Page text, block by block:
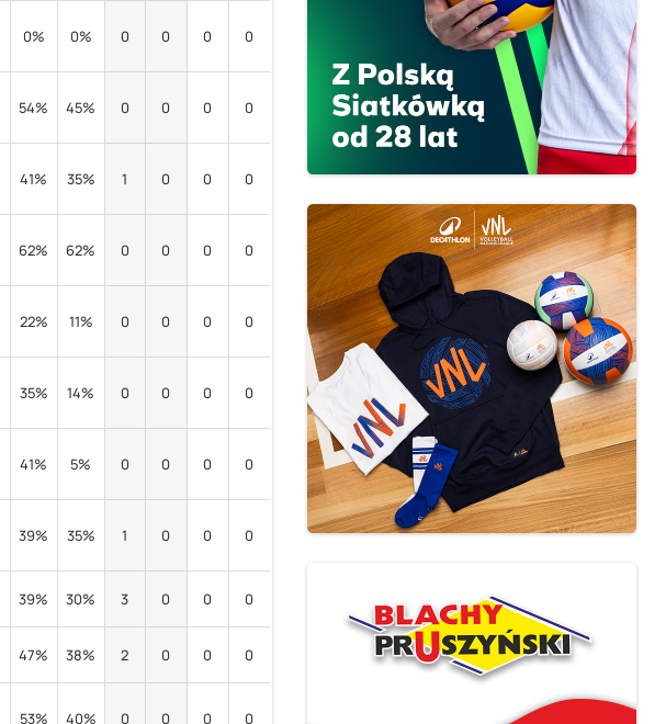
0% 0% 0 0 0 0
54% 45% 0 0 0 0
41% 35% 1 0 0 0
62% 62% 0 0 0 0
22% 11% 0 0 0 0
35% 14% 0 0 0 0
41% 5% 0 0 0 0
39% 35% 1 0 0 0
39% 30% 3 0 0 0
47% 38% 2 0 0 0
53% 40% 0 0 0 0